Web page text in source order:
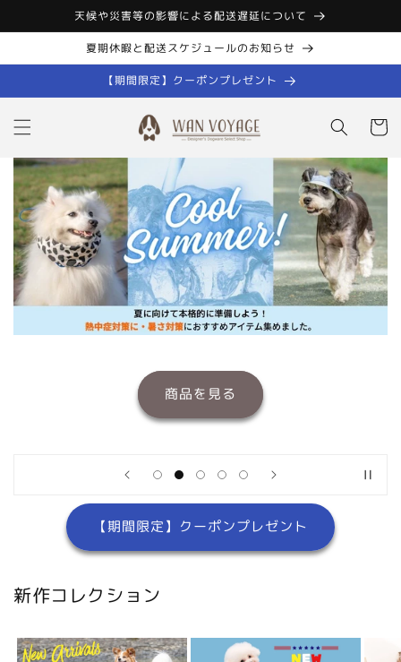
コンテン
ツに進む
天候や災害等の影響による配送遅延について
夏期休暇と配送スケジュールのお知らせ
【期間限定】クーポンプレゼント
ー
商品を見る
【期間限定】クーポンプレゼント
新作コレクション